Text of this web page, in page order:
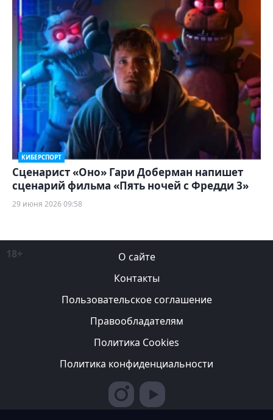
КИБЕРСПОРТ
Сценарист «Оно» Гари Доберман напишет
сценарий фильма «Пять ночей с Фредди 3»
29 июня 2026 09:58
18+
О сайте
Контакты
Пользовательское соглашение
Правообладателям
Политика Cookies
Политика конфиденциальности